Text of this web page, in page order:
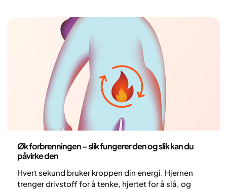
kan høres ut som det samme, har de ulike effekter
på kroppen vår og helsen vår.
Øk forbrenningen – slik fungerer den og slik kan du
påvirke den
Hvert sekund bruker kroppen din energi. Hjernen
trenger drivstoff for å tenke, hjertet for å slå, og